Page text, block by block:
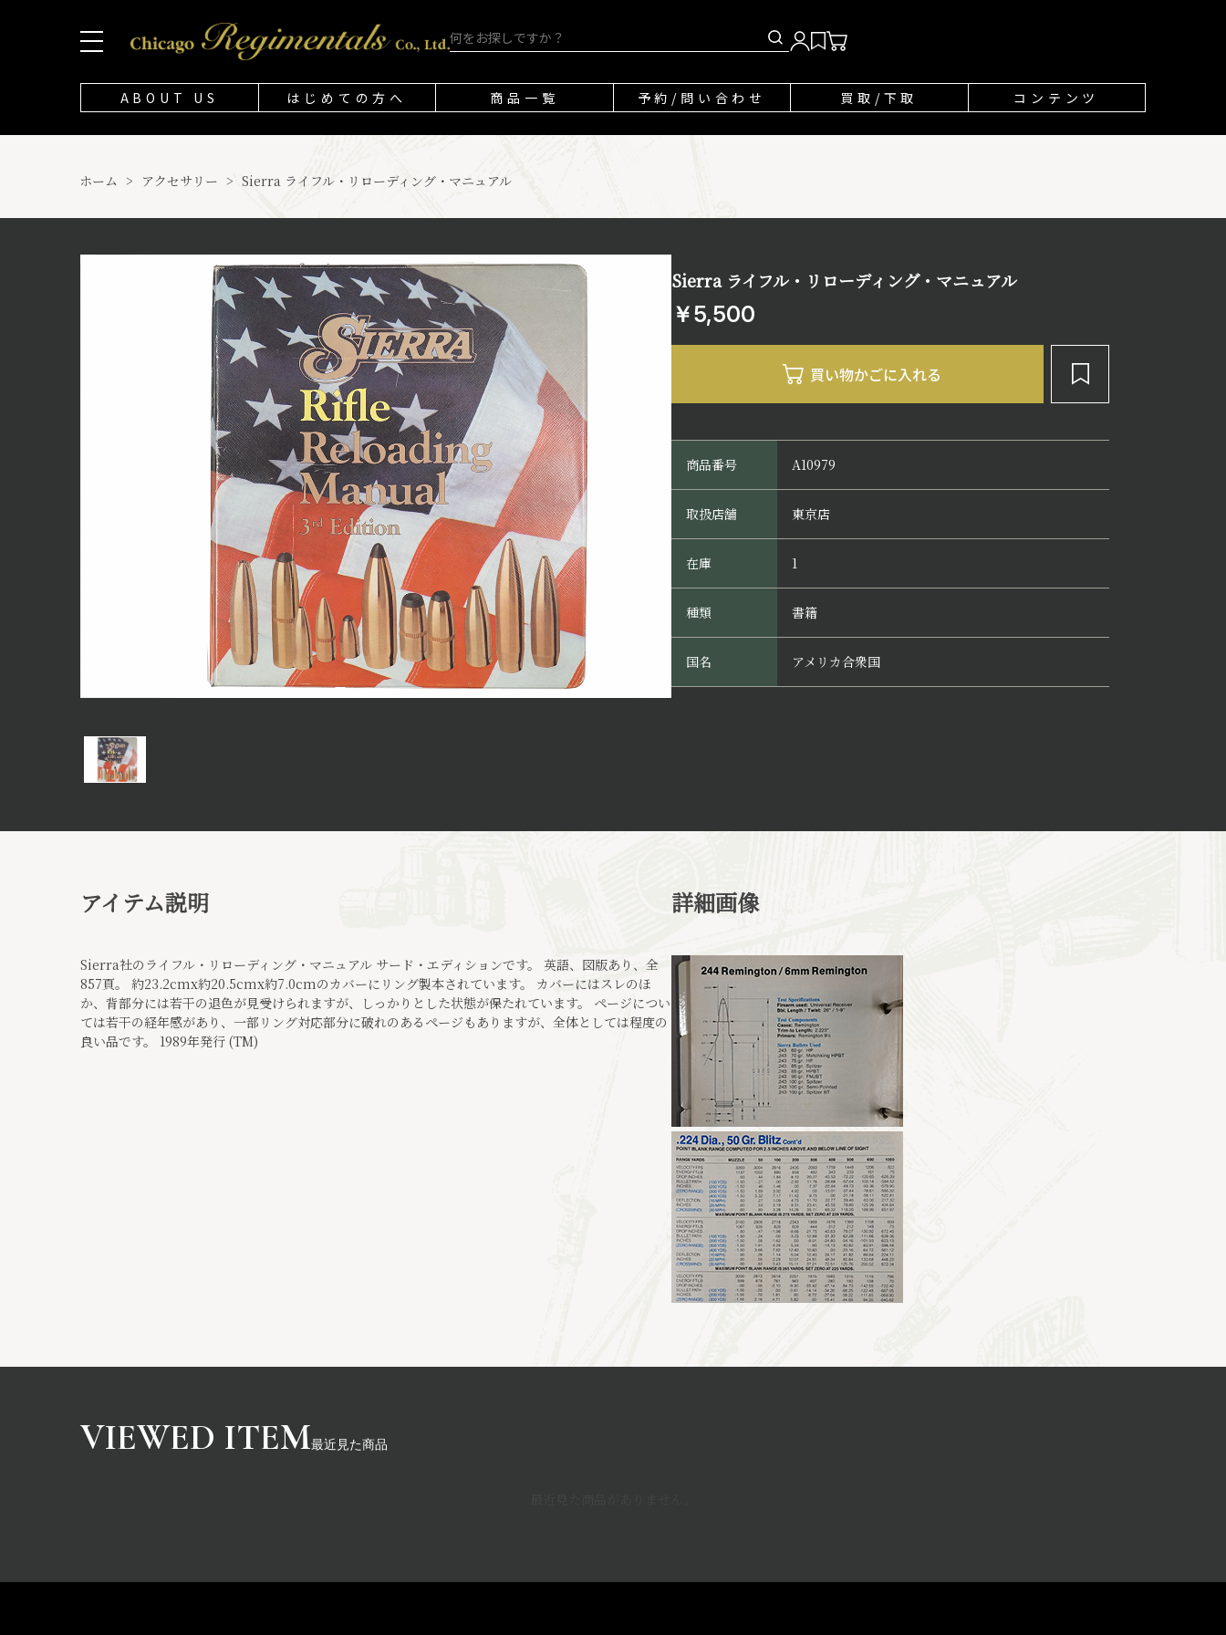
ABOUT US はじめての方へ 商品一覧 予約/問い合わせ 買取/下取 コンテンツ
ホーム > アクセサリー > Sierra ライフル・リローディング・マニュアル
Sierra ライフル・リローディング・マニュアル
￥5,500
商品番号 A10979
取扱店舗 東京店
在庫 1
種類 書籍
国名 アメリカ合衆国
アイテム説明
Sierra社のライフル・リローディング・マニュアル サード・エディションです。 英語、図版あり、全
857頁。 約23.2cmx約20.5cmx約7.0cmのカバーにリング製本されています。 カバーにはスレのほ
か、背部分には若干の退色が見受けられますが、しっかりとした状態が保たれています。 ページについ
ては若干の経年感があり、一部リング対応部分に破れのあるページもありますが、全体としては程度の
良い品です。 1989年発行 (TM)
詳細画像
最近見た商品